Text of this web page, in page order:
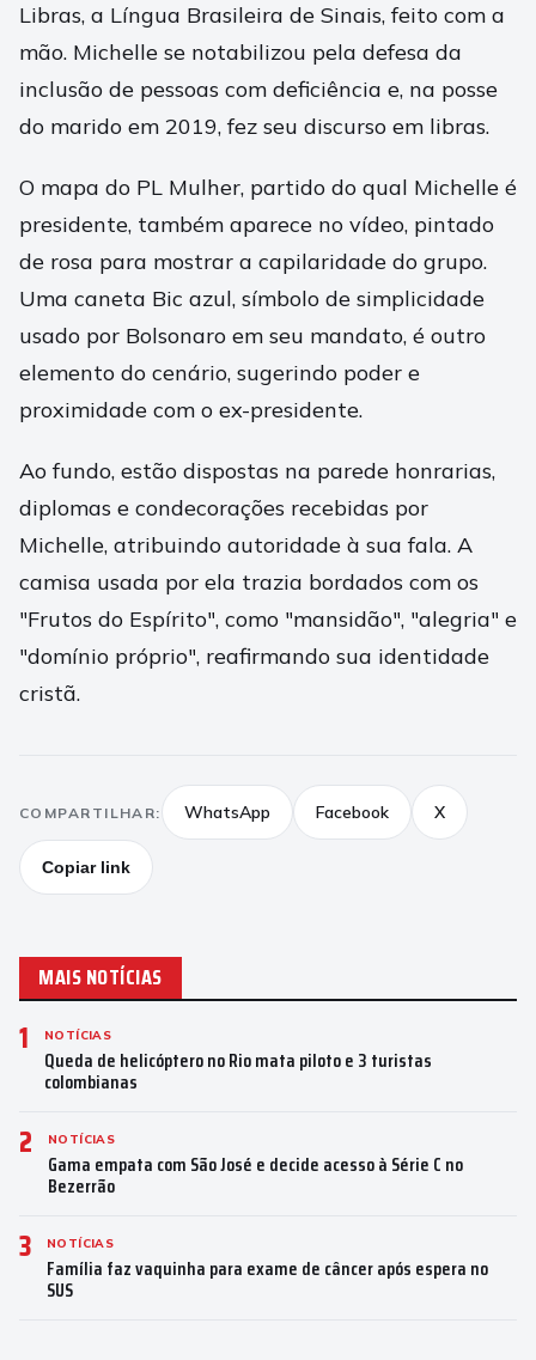
Libras, a Língua Brasileira de Sinais, feito com a
mão. Michelle se notabilizou pela defesa da
inclusão de pessoas com deficiência e, na posse
do marido em 2019, fez seu discurso em libras.
O mapa do PL Mulher, partido do qual Michelle é
presidente, também aparece no vídeo, pintado
de rosa para mostrar a capilaridade do grupo.
Uma caneta Bic azul, símbolo de simplicidade
usado por Bolsonaro em seu mandato, é outro
elemento do cenário, sugerindo poder e
proximidade com o ex-presidente.
Ao fundo, estão dispostas na parede honrarias,
diplomas e condecorações recebidas por
Michelle, atribuindo autoridade à sua fala. A
camisa usada por ela trazia bordados com os
"Frutos do Espírito", como "mansidão", "alegria" e
"domínio próprio", reafirmando sua identidade
cristã.
COMPARTILHAR: WhatsApp Facebook X
Copiar link
MAIS NOTÍCIAS
1 NOTÍCIAS
Queda de helicóptero no Rio mata piloto e 3 turistas
colombianas
2 NOTÍCIAS
Gama empata com São José e decide acesso à Série C no
Bezerrão
3 NOTÍCIAS
Família faz vaquinha para exame de câncer após espera no
SUS